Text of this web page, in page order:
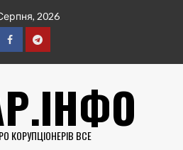
2026
FacebookTelegram
КОРУПЦІОНЕРІВ ВСЕ